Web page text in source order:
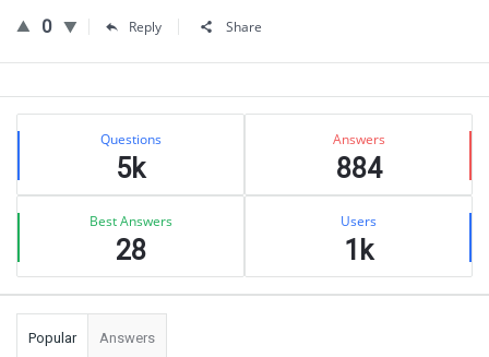
0 Reply Share
Sidebar
Stats Questions
5k
Answers
884
Best Answers
28
Users
1k
Popular Answers